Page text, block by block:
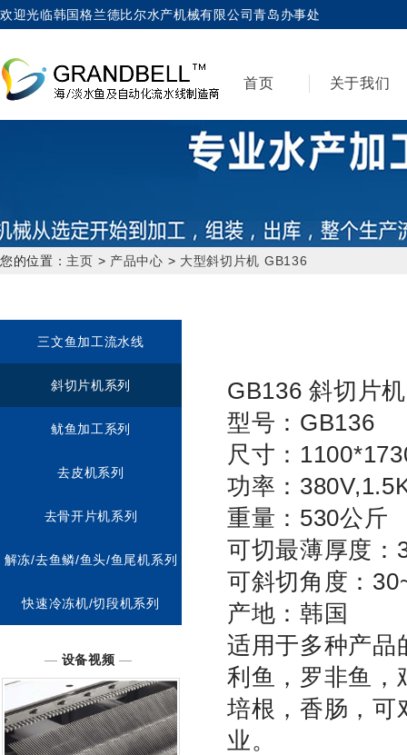
欢迎光临韩国格兰德比尔水产机械有限公司青岛办事处
首页 关于我们
您的位置： 主页 > 产品中心 > 大型斜切片机 GB136
三文鱼加工流水线
斜切片机系列
鱿鱼加工系列
去皮机系列
去骨开片机系列
解冻/去鱼鳞/鱼头/鱼尾机系列
快速冷冻机/切段机系列
— 设备视频 —
GB136 斜切片机
型号：GB136
尺寸：
功率：
重量：530公斤
可切最薄厚度：
可斜切角度：
产地：韩国
适用于多种产品
利鱼，罗非鱼，
培根，香肠，可
业。